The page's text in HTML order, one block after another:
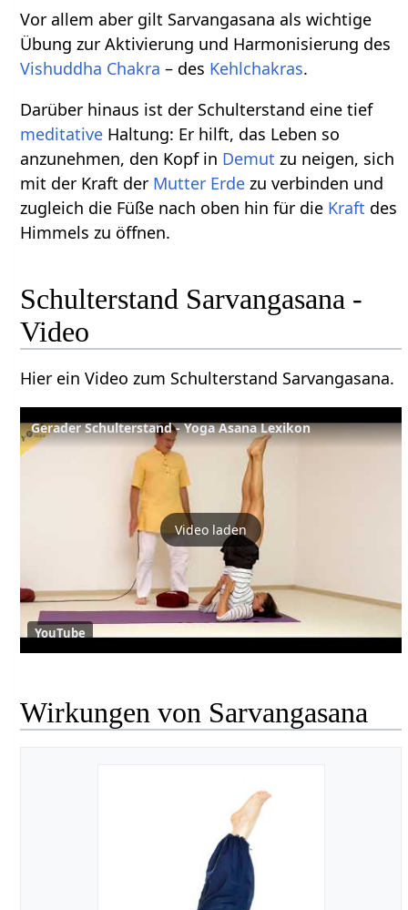
Vor allem aber gilt Sarvangasana als wichtige
Übung zur Aktivierung und Harmonisierung des
Vishuddha Chakra – des Kehlchakras.
Darüber hinaus ist der Schulterstand eine tief
meditative Haltung: Er hilft, das Leben so
anzunehmen, den Kopf in Demut zu neigen, sich
mit der Kraft der Mutter Erde zu verbinden und
zugleich die Füße nach oben hin für die Kraft des
Himmels zu öffnen.
Schulterstand Sarvangasana -
Video
Hier ein Video zum Schulterstand Sarvangasana.
Gerader Schulterstand - Yoga Asana Lexikon
Video laden
YouTube
Wirkungen von Sarvangasana